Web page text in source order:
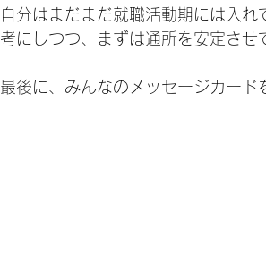
自分はまだまだ就職活動期には入
考にしつつ、まずは通所を安定させ
最後に、みんなのメッセージカード